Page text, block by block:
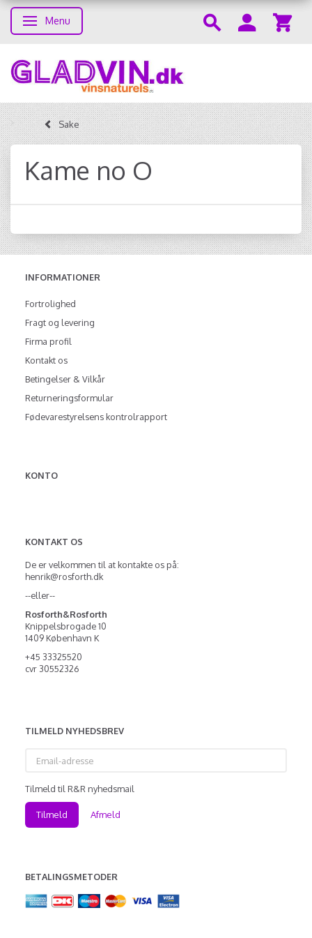
Skifte navigation
Menu
Sake
Kame no O
INFORMATIONER
Fortrolighed
Fragt og levering
Firma profil
Kontakt os
Betingelser & Vilkår
Returneringsformular
Fødevarestyrelsens kontrolrapport
KONTO
KONTAKT OS
De er velkommen til at kontakte os på:
henrik@rosforth.dk
--eller--
Rosforth&Rosforth
Knippelsbrogade 10
1409 København K
+45 33325520
cvr 30552326
TILMELD NYHEDSBREV
adresse
Tilmeld til R&R nyhedsmail
Tilmeld Afmeld
BETALINGSMETODER